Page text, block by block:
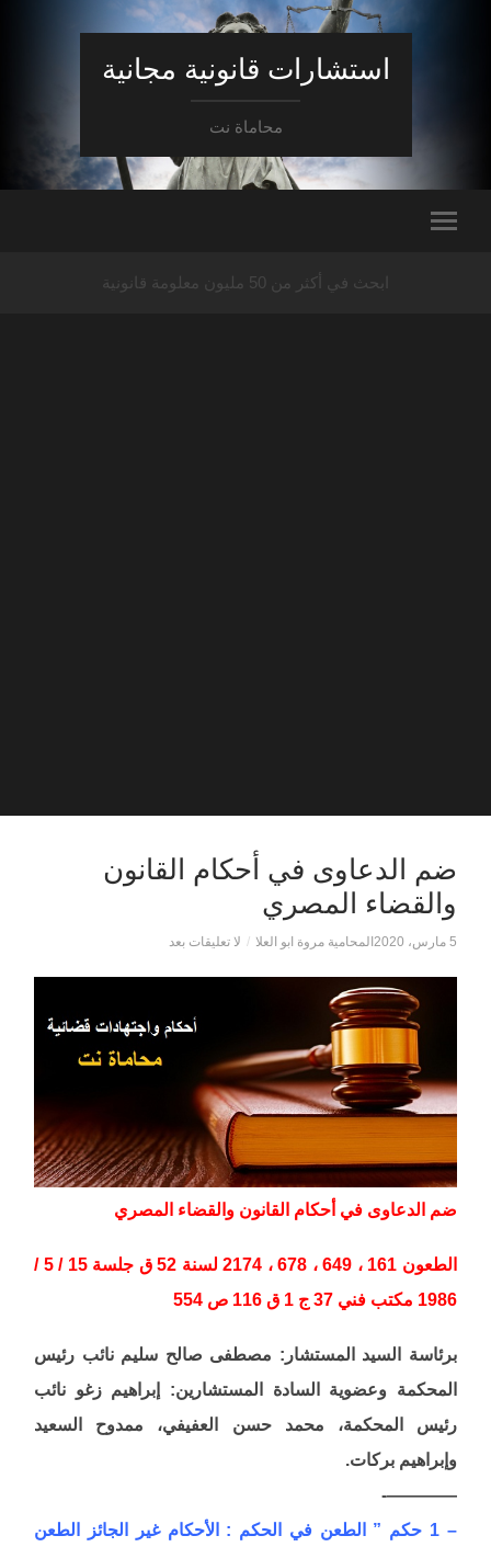
استشارات قانونية مجانية
محاماة نت
ابحث في أكثر من 50 مليون معلومة قانونية
ضم الدعاوى في أحكام القانون
والقضاء المصري
5 مارس، 2020 المحامية مروة ابو العلا / لا تعليقات بعد
ضم الدعاوى في أحكام القانون والقضاء المصري
الطعون 161 ، 649 ، 678 ، 2174 لسنة 52 ق جلسة 15 / 5 /
1986 مكتب فني 37 ج 1 ق 116 ص 554
برئاسة السيد المستشار: مصطفى صالح سليم نائب رئيس
المحكمة وعضوية السادة المستشارين: إبراهيم زغو نائب
رئيس المحكمة، محمد حسن العفيفي، ممدوح السعيد
وإبراهيم بركات.
————-
– 1 حكم ” الطعن في الحكم : الأحكام غير الجائز الطعن